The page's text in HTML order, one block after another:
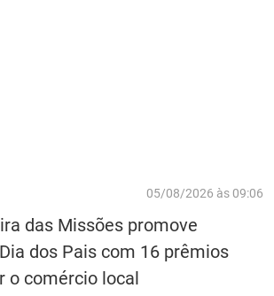
05/08/2026 às 09:06
das Missões promove
dos Pais com 16 prêmios
o comércio local